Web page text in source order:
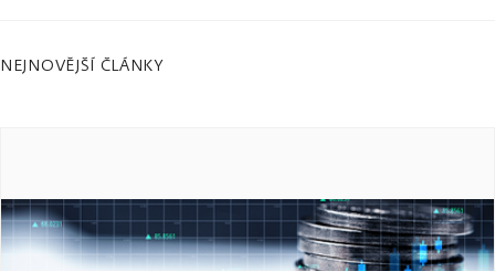
NEJNOVĚJŠÍ ČLÁNKY